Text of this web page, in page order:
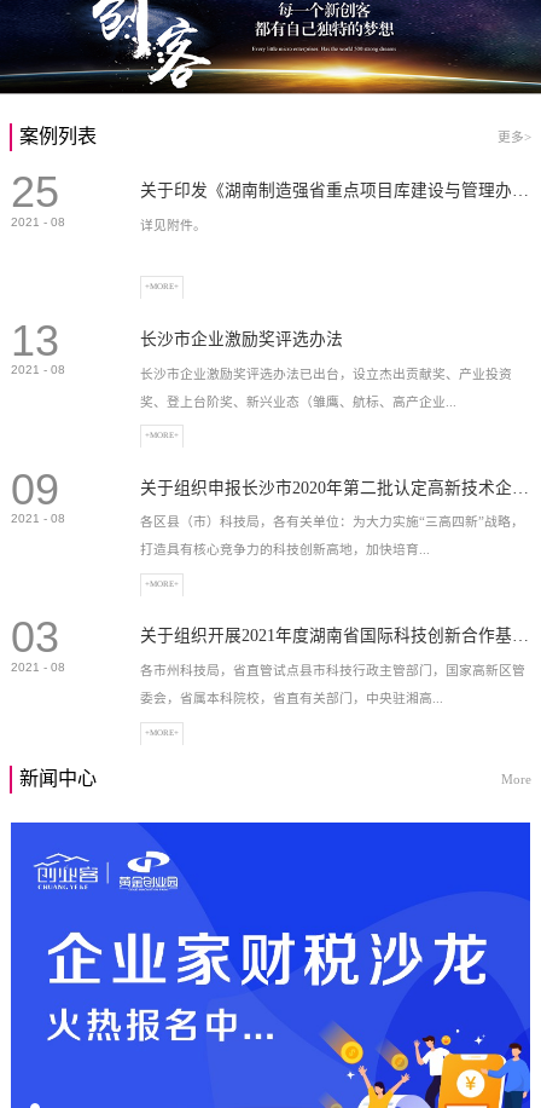
案例列表 更多>
25
2021 - 08 详见附件。
+MORE+
13
2021 - 08
长沙市企业激励奖评选办法
长沙市企业激励奖评选办法已出台，设立杰出贡献奖、产业投资
奖、登上台阶奖、新兴业态（雏鹰、航标、高产企业...
）奖等，最高奖励2...
+MORE+
09
2021 - 08
各区县（市）科技局，各有关单位：为大力实施“三高四新”战略，
打造具有核心竞争力的科技创新高地，加快培育...
高新技术企业，充分...
+MORE+
03
2021 - 08
关于组织开展2021年度湖南省国际科技创新合作基地申报工作的通知
各市州科技局，省直管试点县市科技行政主管部门，国家高新区管
委会，省属本科院校，省直有关部门，中央驻湘高...
+MORE+
新闻中心 More